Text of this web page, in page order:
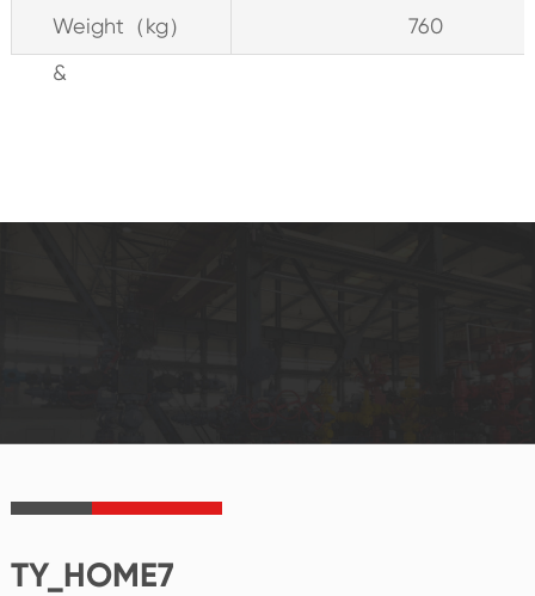
Weight（kg）
760
&
TY_HOME7